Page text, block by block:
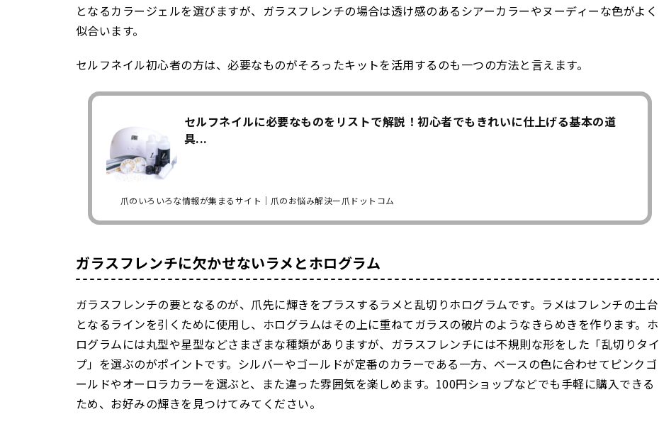
となるカラージェルを選びますが、ガラスフレンチの場合は透け感のあるシアーカラーやヌーディーな色がよく
似合います。
セルフネイル初心者の方は、必要なものがそろったキットを活用するのも一つの方法と言えます。
セルフネイルに必要なものをリストで解説！初心者でもきれいに仕上げる基本の道
具...
爪のいろいろな情報が集まるサイト｜爪のお悩み解決ー爪ドットコム
ガラスフレンチに欠かせないラメとホログラム
ガラスフレンチの要となるのが、爪先に輝きをプラスするラメと乱切りホログラムです。ラメはフレンチの土台
となるラインを引くために使用し、ホログラムはその上に重ねてガラスの破片のようなきらめきを作ります。ホ
ログラムには丸型や星型などさまざまな種類がありますが、ガラスフレンチには不規則な形をした「乱切りタイ
プ」を選ぶのがポイントです。シルバーやゴールドが定番のカラーである一方、ベースの色に合わせてピンクゴ
ールドやオーロラカラーを選ぶと、また違った雰囲気を楽しめます。100円ショップなどでも手軽に購入できる
ため、お好みの輝きを見つけてみてください。